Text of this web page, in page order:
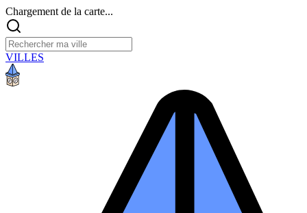
Chargement de la carte...
VILLES